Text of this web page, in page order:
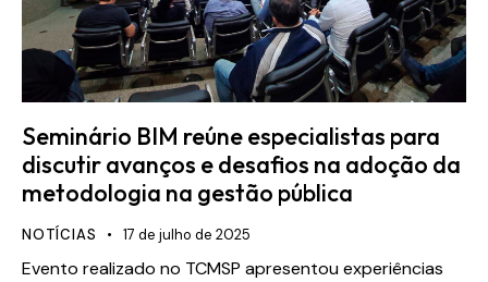
Seminário BIM reúne especialistas para
discutir avanços e desafios na adoção da
metodologia na gestão pública
NOTÍCIAS 17 de julho de 2025
Evento realizado no TCMSP apresentou experiências